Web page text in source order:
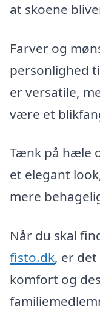
at skoene
Farver og
personlighed
er versatile,
være et
Tænk på hæle
et elegant
mere
Når du skal
fisto.dk, er
komfort og